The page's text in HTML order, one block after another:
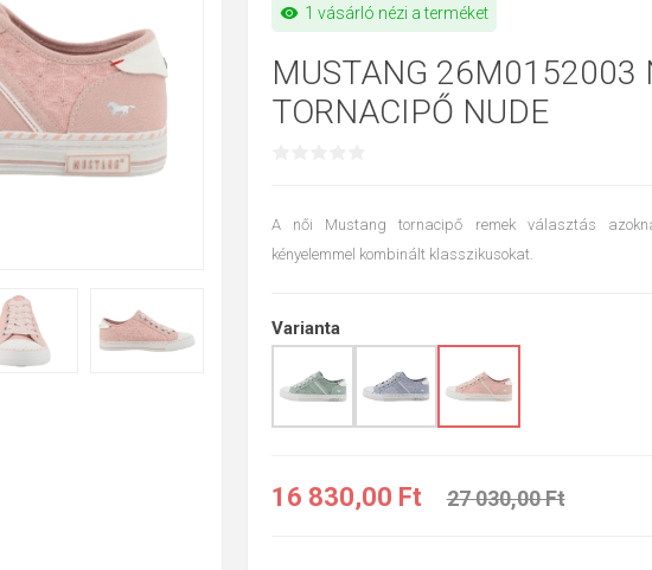
visibility 1 vásárló nézi a terméket
MUSTANG 26M0152003
TORNACIPŐ NUDE
A női Mustang tornacipő remek választás
kényelemmel kombinált klasszikusokat.
Varianta
16 830,00 Ft 27 030,00 Ft